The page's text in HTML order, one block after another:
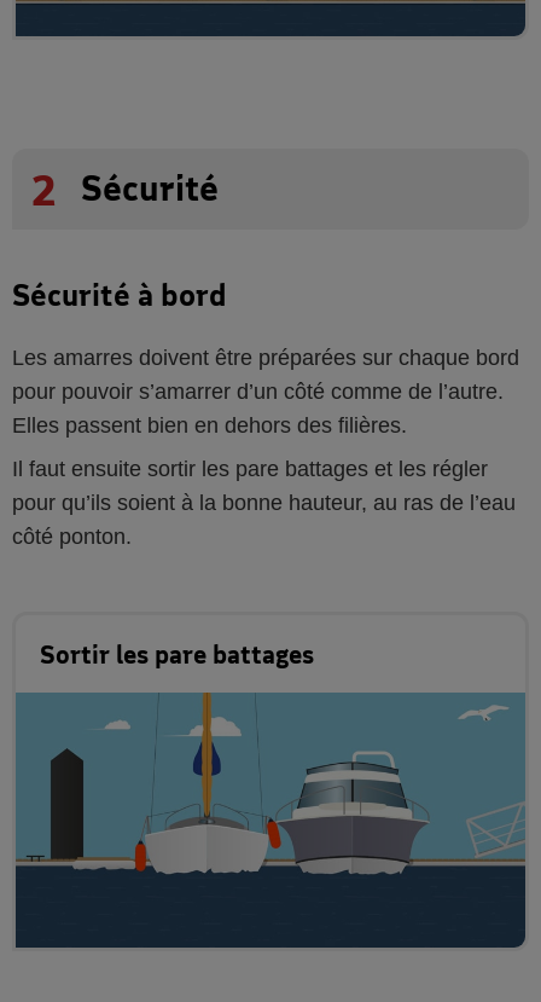
2 Sécurité
Sécurité à bord
Les amarres doivent être préparées sur chaque bord
pour pouvoir s’amarrer d’un côté comme de l’autre.
Elles passent bien en dehors des filières.
Il faut ensuite sortir les pare battages et les régler
pour qu’ils soient à la bonne hauteur, au ras de l’eau
côté ponton.
Sortir les pare battages